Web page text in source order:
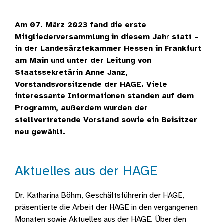
Am 07. März 2023 fand die erste
Mitgliederversammlung in diesem Jahr statt –
in der Landesärztekammer Hessen in Frankfurt
am Main und unter der Leitung von
Staatssekretärin Anne Janz,
Vorstandsvorsitzende der HAGE. Viele
interessante Informationen standen auf dem
Programm, außerdem wurden der
stellvertretende Vorstand sowie ein Beisitzer
neu gewählt.
Aktuelles aus der HAGE
Dr. Katharina Böhm, Geschäftsführerin der HAGE,
präsentierte die Arbeit der HAGE in den vergangenen
Monaten sowie Aktuelles aus der HAGE. Über den